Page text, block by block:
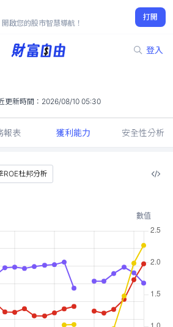
啟您的股市智慧導航！
打開
登入
114.00
9.61%
更新時間： 2026/08/10 05:30
報表 獲利能力 安全性分析
ROE杜邦分析